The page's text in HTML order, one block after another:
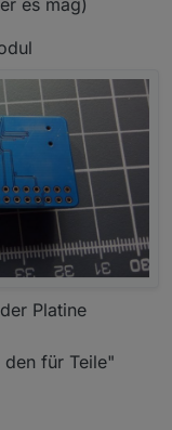
es mag)
Platine
für Teile"